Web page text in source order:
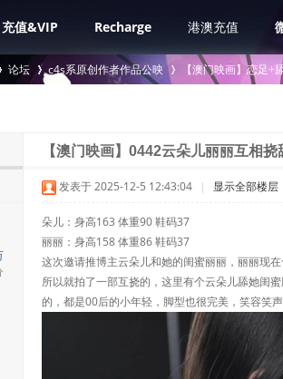
充值&VIP Recharge 港澳充值
论坛 c4s系原创作者作品公映
›
【澳门映画】恋足+
【澳门映画】0442云朵儿丽丽互相挠
发表于 2025-12-5 12:43:04 | 显示全部楼层
朵儿：身高163 体重90 鞋码37
丽丽：身高158 体重86 鞋码37
这次邀请推博主云朵儿和她的闺蜜丽丽，丽丽现
所以就拍了一部互挠的，这里有个云朵儿舔她闺
的，都是00后的小年轻，脚型也很完美，笑容笑